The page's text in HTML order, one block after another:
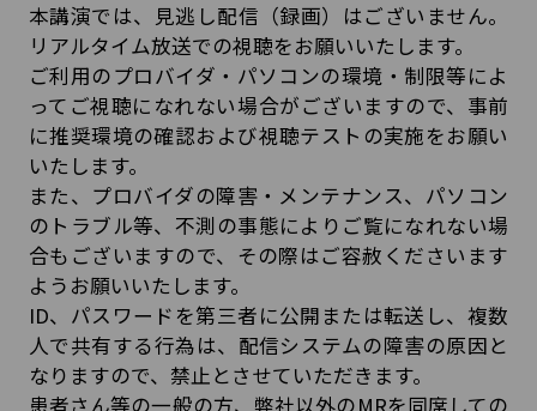
本講演では、見逃し配信（録画）はございません。
リアルタイム放送での視聴をお願いいたします。
ご利用のプロバイダ・パソコンの環境・制限等によ
ってご視聴になれない場合がございますので、事前
に推奨環境の確認および視聴テスト の実施をお願い
いたします。
また、プロバイダの障害・メンテナンス、パソコン
のトラブル等、不測の事態によりご覧になれない場
合もございますので、その際はご容赦くださいます
ようお願いいたします。
ID、パスワードを第三者に公開または転送し、複数
人で共有する行為は、配信システムの障害の原因と
なりますので、禁止とさせていただきます。
患者さん等の一般の方、弊社以外のMRを同席しての